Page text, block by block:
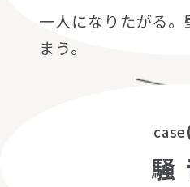
一人になりたがる
まう。
case
騒